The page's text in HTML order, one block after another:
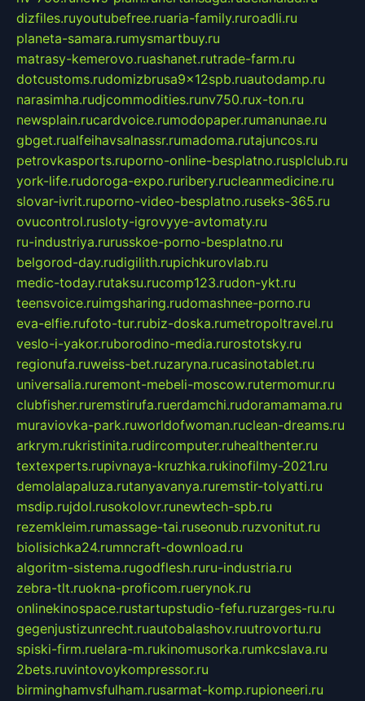
dizfiles.ruyoutubefree.ruaria-family.ruroadli.ru
planeta-samara.rumysmartbuy.ru
matrasy-kemerovo.ruashanet.rutrade-farm.ru
dotcustoms.rudomizbrusa9x12spb.ruautodamp.ru
narasimha.rudjcommodities.runv750.rux-ton.ru
newsplain.rucardvoice.rumodopaper.rumanunae.ru
gbget.rualfeihavsalnassr.rumadoma.rutajuncos.ru
petrovkasports.ruporno-online-besplatno.rusplclub.ru
york-life.rudoroga-expo.ruribery.rucleanmedicine.ru
slovar-ivrit.ruporno-video-besplatno.ruseks-365.ru
ovucontrol.rusloty-igrovyye-avtomaty.ru
ru-industriya.rurusskoe-porno-besplatno.ru
belgorod-day.rudigilith.rupichkurovlab.ru
medic-today.rutaksu.rucomp123.rudon-ykt.ru
teensvoice.ruimgsharing.rudomashnee-porno.ru
eva-elfie.rufoto-tur.rubiz-doska.rumetropoltravel.ru
veslo-i-yakor.ruborodino-media.rurostotsky.ru
regionufa.ruweiss-bet.ruzaryna.rucasinotablet.ru
universalia.ruremont-mebeli-moscow.rutermomur.ru
clubfisher.ruremstirufa.ruerdamchi.rudoramamama.ru
muraviovka-park.ruworldofwoman.ruclean-dreams.ru
arkrym.rukristinita.rudircomputer.ruhealthenter.ru
textexperts.rupivnaya-kruzhka.rukinofilmy-2021.ru
demolalapaluza.rutanyavanya.ruremstir-tolyatti.ru
msdip.rujdol.rusokolovr.runewtech-spb.ru
rezemkleim.rumassage-tai.ruseonub.ruzvonitut.ru
biolisichka24.rumncraft-download.ru
algoritm-sistema.rugodflesh.ruru-industria.ru
zebra-tlt.ruokna-proficom.ruerynok.ru
onlinekinospace.rustartupstudio-fefu.ruzarges-ru.ru
gegenjustizunrecht.ruautobalashov.ruutrovortu.ru
spiski-firm.ruelara-m.rukinomusorka.rumkcslava.ru
2bets.ruvintovoykompressor.ru
birminghamvsfulham.rusarmat-komp.rupioneeri.ru